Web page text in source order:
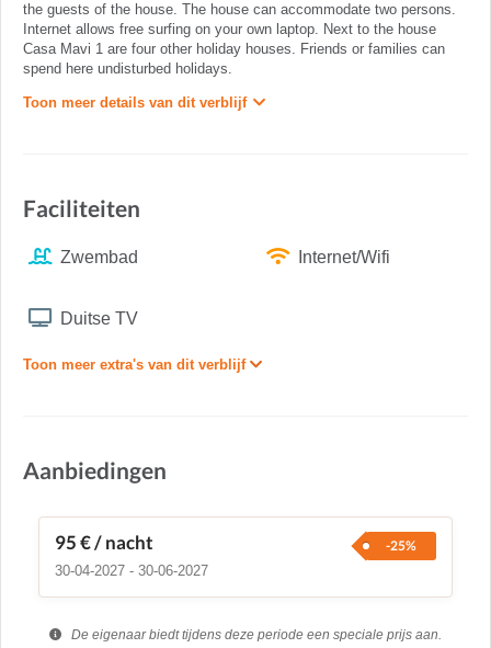
the guests of the house. The house can accommodate two persons.
Internet allows free surfing on your own laptop. Next to the house
Casa Mavi 1 are four other holiday houses. Friends or families can
spend here undisturbed holidays.
Toon meer details van dit verblijf
Faciliteiten
Zwembad Internet/Wifi
Duitse TV
Toon meer extra's van dit verblijf
Aanbiedingen
95 €/ nacht
-25%
30-04-2027 - 30-06-2027
De eigenaar biedt tijdens deze periode een speciale prijs aan.